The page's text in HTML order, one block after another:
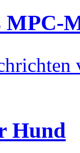
MPC-
Hund